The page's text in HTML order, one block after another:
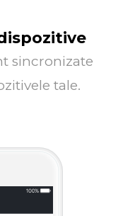
sincronizate
tale.